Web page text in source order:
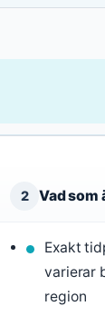
2 Vad som
Exakt
varierar
region